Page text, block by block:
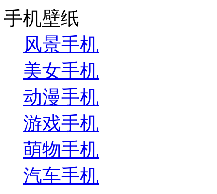
手机壁纸
风景手机
美女手机
动漫手机
游戏手机
萌物手机
汽车手机